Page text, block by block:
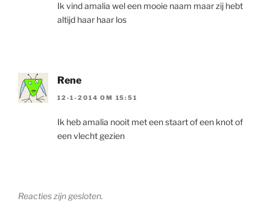
Ik vind amalia wel een mooie naam maar zij hebt
altijd haar haar los
Rene
12-1-2014 OM 15:51
Ik heb amalia nooit met een staart of een knot of
een vlecht gezien
Reacties zijn gesloten.